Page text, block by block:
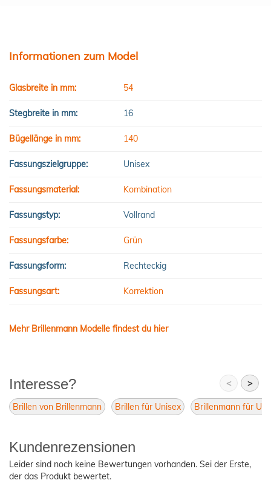
Informationen zum Model
Glasbreite in mm: 54
Stegbreite in mm: 16
Bügellänge in mm: 140
Fassungszielgruppe: Unisex
Fassungsmaterial: Kombination
Fassungstyp: Vollrand
Fassungsfarbe: Grün
Fassungsform: Rechteckig
Fassungsart: Korrektion
Mehr Brillenmann Modelle findest du hier
Interesse? < >
Brillen von Brillenmann Brillen für Unisex Brillenmann für
Kundenrezensionen
Leider sind noch keine Bewertungen vorhanden. Sei der Erste,
der das Produkt bewertet.